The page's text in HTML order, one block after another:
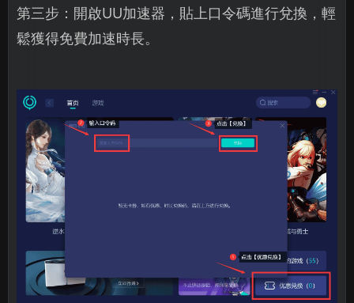
第三步：開啟UU加速器，貼上口令碼進行兌換，輕
鬆獲得免費加速時長。